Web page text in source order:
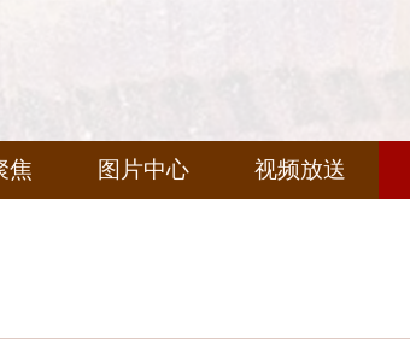
焦 图片中心 视频放送